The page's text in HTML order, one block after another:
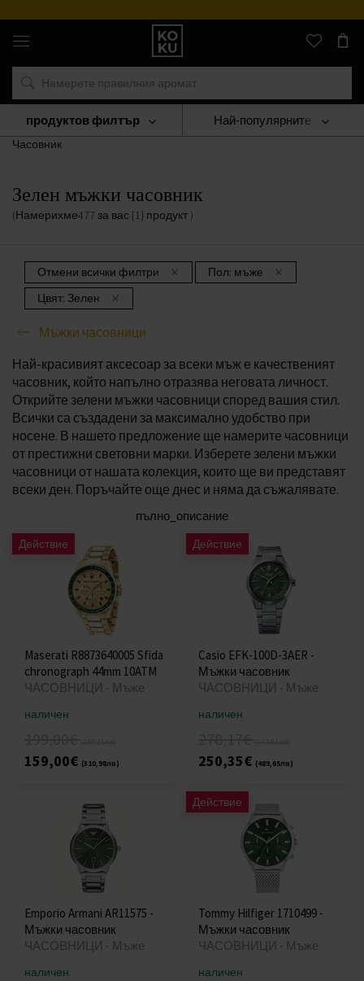
Оригинални
парфюми
часовници
на
място
ЧАСОВНИЦИ
Мъжки Часовници
Зелен Мъжки
Часовник
Зелен мъжки часовник
(Намерихме477за вас{1} продукт )
Най-популярните
Отмени всички филтри Пол: мъже
Цвят: Зелен
Мъжки часовници
продуктов филтър
Най-красивият аксесоар за всеки мъж е качественият
часовник, който напълно отразява неговата личност.
Открийте зелени мъжки часовници според вашия стил.
Всички са създадени за максимално удобство при
носене. В нашето предложение ще намерите часовници
от престижни световни марки. Изберете зелени мъжки
часовници от нашата колекция, които ще ви представят
всеки ден. Поръчайте още днес и няма да съжалявате.
пълно_описание
Действие
Maserati R8873640005 Sfida
chronograph 44mm 10ATM
ЧАСОВНИЦИ - Мъже
наличен
159,00€ (310,98лв)
Действие
Casio EFK-100D-3AER -
Мъжки часовник
ЧАСОВНИЦИ - Мъже
наличен
250,35€ (489,65лв)
Emporio Armani AR11575 -
Мъжки часовник
ЧАСОВНИЦИ - Мъже
наличен
Действие
Tommy Hilfiger 1710499 -
Мъжки часовник
ЧАСОВНИЦИ - Мъже
наличен